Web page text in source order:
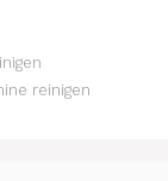
reinigen